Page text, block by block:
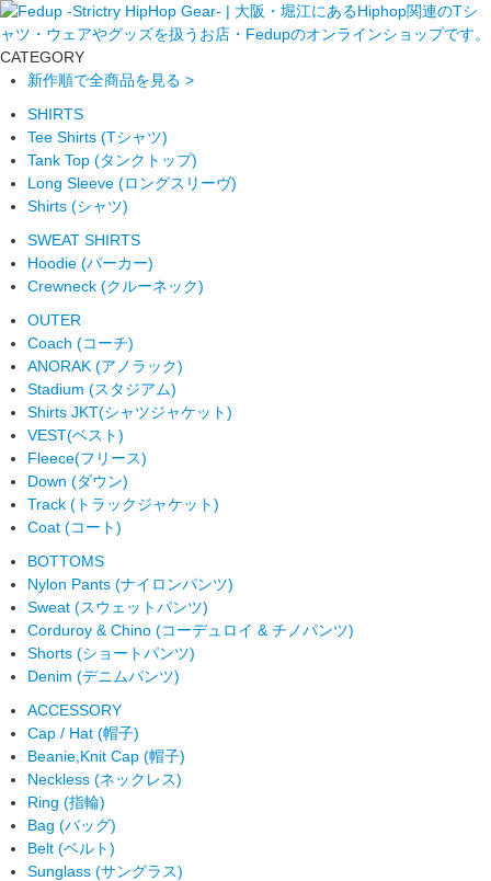
CATEGORY
新作順で全商品を見る >
SHIRTS
Tee Shirts (Tシャツ)
Tank Top (タンクトップ)
Long Sleeve (ロングスリーヴ)
Shirts (シャツ)
SWEAT SHIRTS
Hoodie (パーカー)
Crewneck (クルーネック)
OUTER
Coach (コーチ)
ANORAK (アノラック)
Stadium (スタジアム)
Shirts JKT(シャツジャケット)
VEST(ベスト)
Fleece(フリース)
Down (ダウン)
Track (トラックジャケット)
Coat (コート)
BOTTOMS
Nylon Pants (ナイロンパンツ)
Sweat (スウェットパンツ)
Corduroy & Chino (コーデュロイ & チノパンツ)
Shorts (ショートパンツ)
Denim (デニムパンツ)
ACCESSORY
Cap / Hat (帽子)
Beanie,Knit Cap (帽子)
Neckless (ネックレス)
Ring (指輪)
Bag (バッグ)
Belt (ベルト)
Sunglass (サングラス)